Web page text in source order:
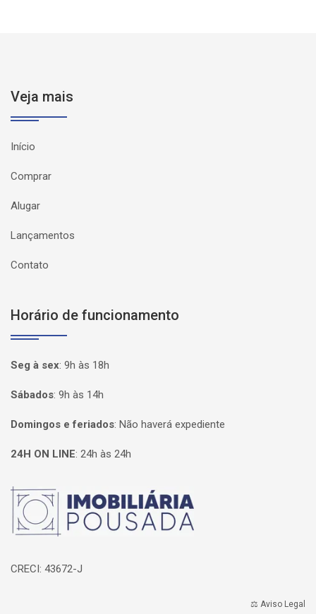
Veja mais
Início
Comprar
Alugar
Lançamentos
Contato
Horário de funcionamento
Seg à sex: 9h às 18h
Sábados: 9h às 14h
Domingos e feriados: Não haverá expediente
24H ON LINE: 24h às 24h
Página inicial
CRECI: 43672-J
⚖️ Aviso Legal